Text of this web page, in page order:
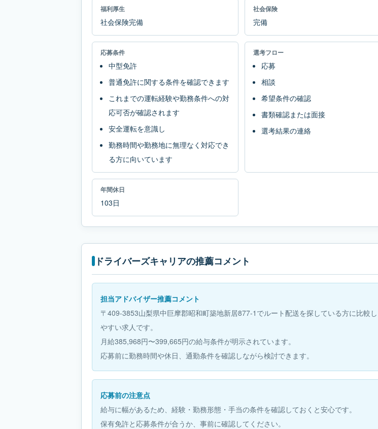
福利厚生
社会保険完備
社会保険
完備
応募条件
中型免許
普通免許に関する条件を確認できます
これまでの運転経験や勤務条件への対
応可否が確認されます
安全運転を意識し
勤務時間や勤務地に無理なく対応でき
る方に向いています
選考フロー
応募
相談
希望条件の確認
書類確認または面接
選考結果の連絡
年間休日
103日
ドライバーズキャリアの推薦コメント
担当アドバイザー推薦コメント
〒409-3853山梨県中巨摩郡昭和町築地新居877-1でルート配送を探している方に比較し
やすい求人です。
月給385,968円〜399,665円の給与条件が明示されています。
応募前に勤務時間や休日、通勤条件を確認しながら検討できます。
応募前の注意点
給与に幅があるため、経験・勤務形態・手当の条件を確認しておくと安心です。
保有免許と応募条件が合うか、事前に確認してください。